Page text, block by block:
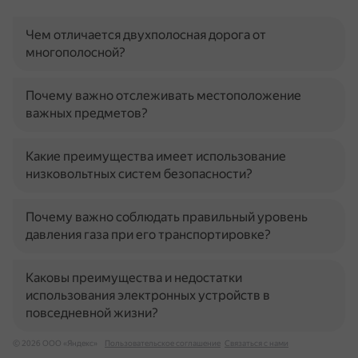
Чем отличается двухполосная дорога от
многополосной?
Почему важно отслеживать местоположение
важных предметов?
Какие преимущества имеет использование
низковольтных систем безопасности?
Почему важно соблюдать правильный уровень
давления газа при его транспортировке?
Каковы преимущества и недостатки
использования электронных устройств в
повседневной жизни?
© 2026 ООО «Яндекс» Пользовательское соглашение Связаться с нами